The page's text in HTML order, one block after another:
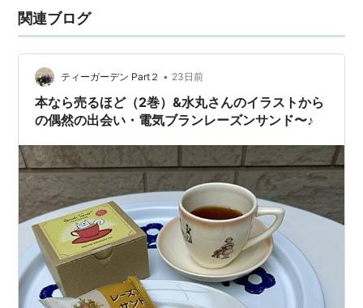
関連ブログ
ティーガーデン Part２ • 23日前
本なら売るほど（2巻）&水丸さんのイラストから
の偶然の出会い・電気ブランレーズンサンド〜♪